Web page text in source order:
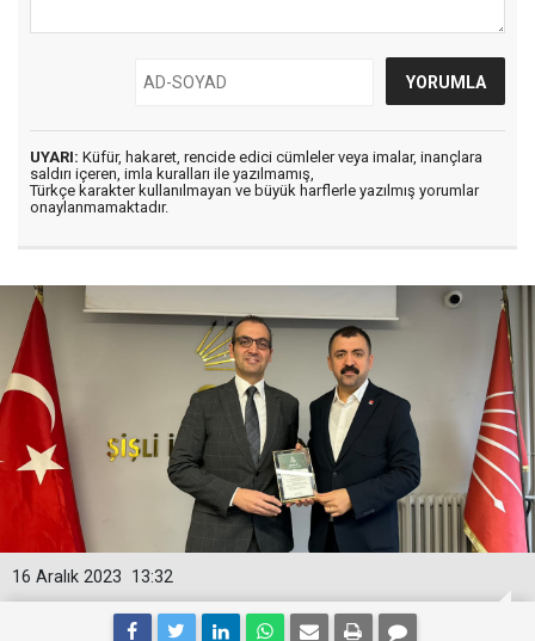
UYARI: Küfür, hakaret, rencide edici cümleler veya imalar, inançlara
saldırı içeren, imla kuralları ile yazılmamış,
Türkçe karakter kullanılmayan ve büyük harflerle yazılmış yorumlar
onaylanmamaktadır.
13:32
16 Aralık 2023